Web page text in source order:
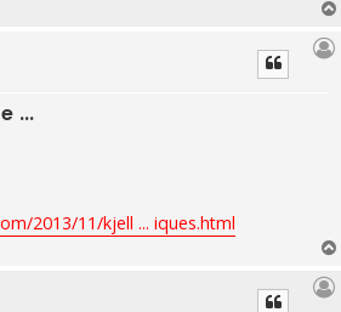
...
2013/11/kjell ... iques.html